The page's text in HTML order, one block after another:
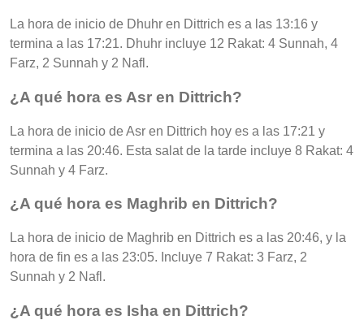
La hora de inicio de Dhuhr en Dittrich es a las 13:16 y
termina a las 17:21. Dhuhr incluye 12 Rakat: 4 Sunnah, 4
Farz, 2 Sunnah y 2 Nafl.
¿A qué hora es Asr en Dittrich?
La hora de inicio de Asr en Dittrich hoy es a las 17:21 y
termina a las 20:46. Esta salat de la tarde incluye 8 Rakat: 4
Sunnah y 4 Farz.
¿A qué hora es Maghrib en Dittrich?
La hora de inicio de Maghrib en Dittrich es a las 20:46, y la
hora de fin es a las 23:05. Incluye 7 Rakat: 3 Farz, 2
Sunnah y 2 Nafl.
¿A qué hora es Isha en Dittrich?